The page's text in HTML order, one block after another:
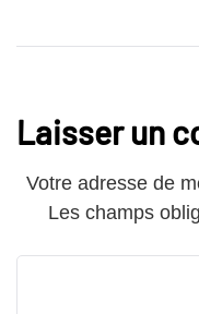
Laisser un
Votre adresse de
Les champs